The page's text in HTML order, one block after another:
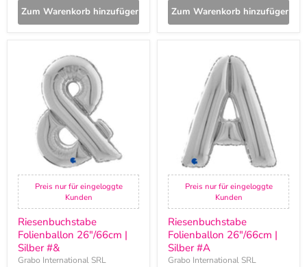
Zum Warenkorb hinzufügen Zum Warenkorb hinzufügen
Riesenbuchstabe
Folienballon
26"/66cm
Preis nur für eingeloggte
Kunden
Riesenbuchstabe
Folienballon 26"/66cm |
Silber #&
Grabo International SRL
Riesenbuchstabe
Folienballon
Preis nur für eingeloggte
Kunden
Riesenbuchstabe
Folienballon 26"/66cm |
Silber #A
Grabo International SRL